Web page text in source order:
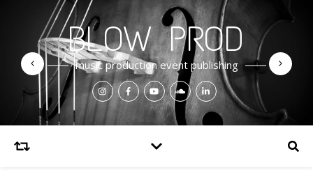
BLOW PROD
music production event publishing